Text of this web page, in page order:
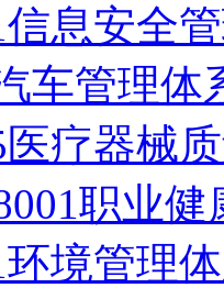
信息安全
车管理体
医疗器械
职业
环境管理